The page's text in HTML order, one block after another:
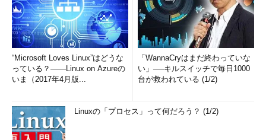
“Microsoft Loves Linux”はどうな
っている？――Linux on Azureの
いま（2017年4月版...
「WannaCryはまだ終わっていな
い」──キルスイッチで毎日1000
台が救われている (1/2)
Linuxの「プロセス」って何だろう？ (1/2)